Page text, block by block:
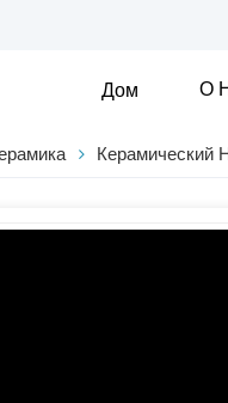
Дом О
Керамический